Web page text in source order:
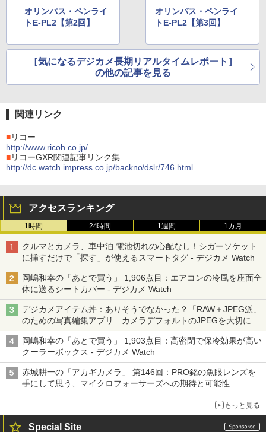
オリンパス・ペンライ
トE-PL2【第2回】
オリンパス・ペンライ
トE-PL2【第3回】
［気になるデジカメ長期リアルタイムレポート］
の他の記事を見る
関連リンク
■リコー
http://www.ricoh.co.jp/
■リコーGXR関連記事リンク集
http://dc.watch.impress.co.jp/backno/dslr/746.html
アクセスランキング
1時間 24時間 1週間 1カ月
クルマとカメラ、車中泊 電池切れの心配なし！シガーソケット
に挿すだけで「探す」が使えるスマートタグ - デジカメ Watch
岡嶋和幸の「あとで買う」 1,906点目：エアコンの冷風を座面全
体に送るシートカバー - デジカメ Watch
デジカメアイテム丼：ありそうでなかった？「RAW＋JPEG派」
のための写真編集アプリ カメラデフォルトのJPEGを大切にす
る「Filmator」
岡嶋和幸の「あとで買う」 1,903点目：高密閉で保冷効果が高い
クーラーボックス - デジカメ Watch
赤城耕一の「アカギカメラ」 第146回：PRO銘の魚眼レンズを
手にして思う、マイクロフォーサーズへの期待と可能性
もっと見る
Special Site